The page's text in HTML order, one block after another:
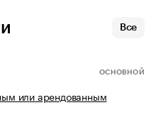
Все
ОСНОВНОЙ
или арендованным